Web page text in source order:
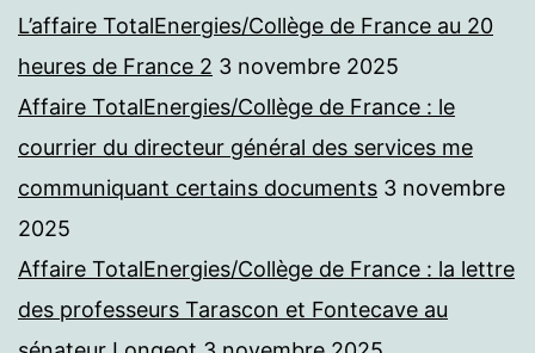
L’affaire TotalEnergies/Collège de France au 20
heures de France 2 3 novembre 2025
Affaire TotalEnergies/Collège de France : le
courrier du directeur général des services me
communiquant certains documents 3 novembre
2025
Affaire TotalEnergies/Collège de France : la lettre
des professeurs Tarascon et Fontecave au